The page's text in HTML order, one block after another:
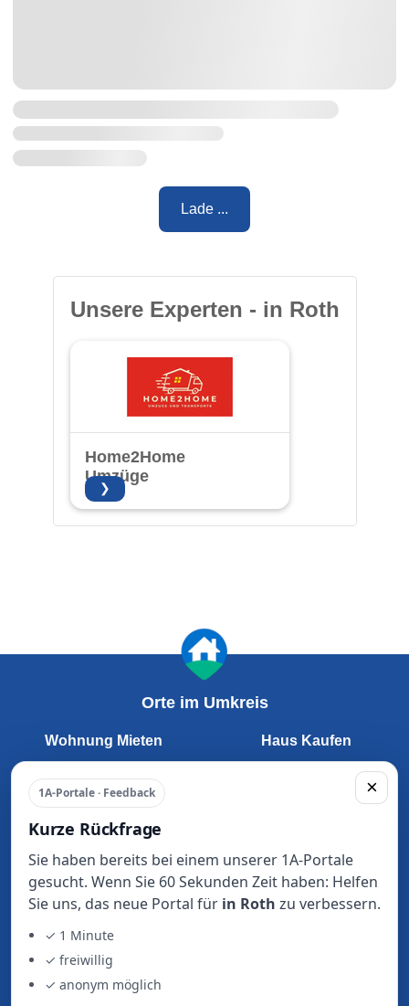
Lade ...
Unsere Experten - in Roth
Home2Home
Umzüge
❯
×
1A-Portale · Feedback
Kurze Rückfrage
Sie haben bereits bei einem unserer 1A-Portale
gesucht. Wenn Sie 60 Sekunden Zeit haben: Helfen
Sie uns, das neue Portal für in Roth zu verbessern.
✓ 1 Minute
✓ freiwillig
✓ anonym möglich
Orte im Umkreis
Wohnung Mieten
Fürth
Erlangen
Schwabach
Forchheim
Lauf an der Pegnitz
Zirndorf
Herzogenaurach
Oberasbach
Haus Kaufen
Forchheim
Lauf an der Pegnitz
Zirndorf